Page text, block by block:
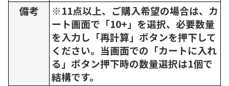
備考
※11点以上、ご購入希望の場合は、カ
ート画面で「10+」を選択、必要数量
を入力し「再計算」ボタンを押下して
ください。当画面での「カートに入れ
る」ボタン押下時の数量選択は1個で
結構です。